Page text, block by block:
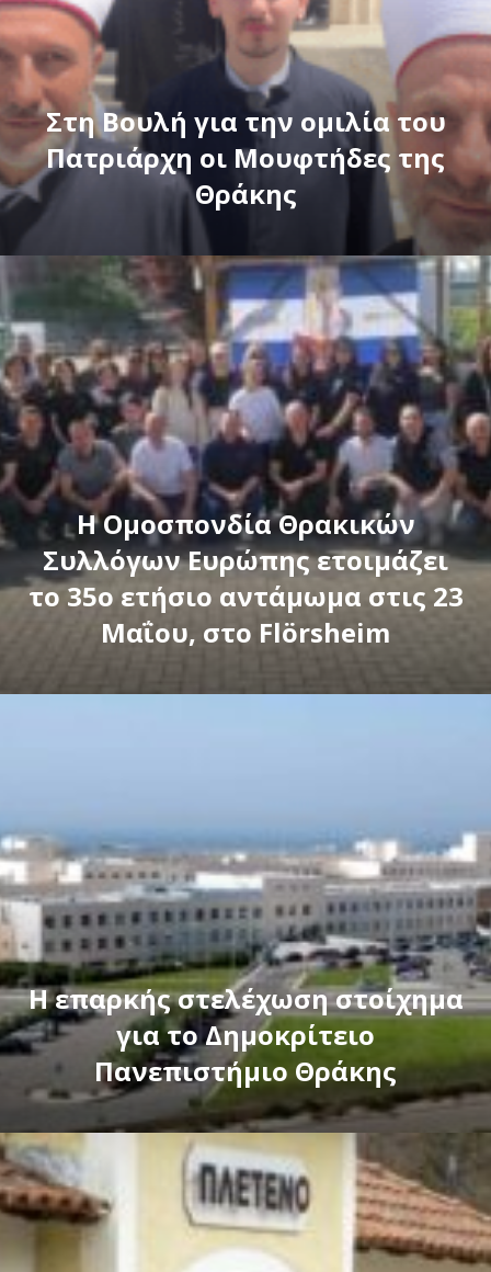
Στη Βουλή για την ομιλία του
Πατριάρχη οι Μουφτήδες της
Θράκης
Η Ομοσπονδία Θρακικών
Συλλόγων Ευρώπης ετοιμάζει
το 35ο ετήσιο αντάμωμα στις 23
Μαΐου, στο Flörsheim
Η επαρκής στελέχωση στοίχημα
για το Δημοκρίτειο
Πανεπιστήμιο Θράκης